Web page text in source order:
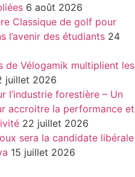
6 août 2026
Classique de golf pour
l’avenir des étudiants 24
de Vélogamik multiplient les
juillet 2026
l’industrie forestière – Un
accroitre la performance et
22 juillet 2026
sera la candidate libérale
15 juillet 2026